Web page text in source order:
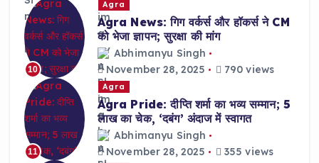
10
Agra
Agra News: गिग वर्कर्स और हॉकर्स ने CM
को भेजा ज्ञापन; सुरक्षा की मांग
Abhimanyu Singh
November 28, 2025
790 views
11
Agra
Agra Pride: दीप्ति शर्मा का भव्य सम्मान; 5
लाख का चेक, ‘दबंग’ अंदाज में स्वागत
Abhimanyu Singh
November 28, 2025
355 views